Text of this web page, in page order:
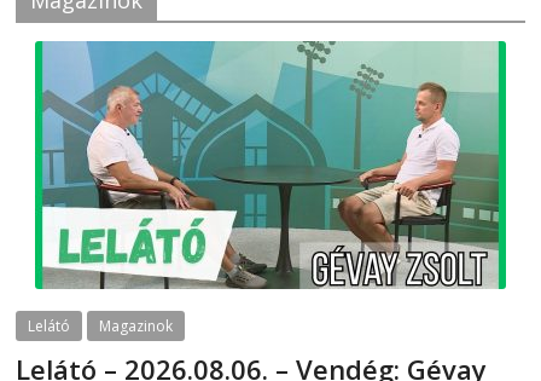
Lelátó Magazinok
Lelátó – 2026.08.06. – Vendég: Gévay